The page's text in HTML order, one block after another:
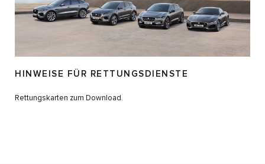
HINWEISE FÜR RETTUNGSDIENSTE
Rettungskarten zum Download.